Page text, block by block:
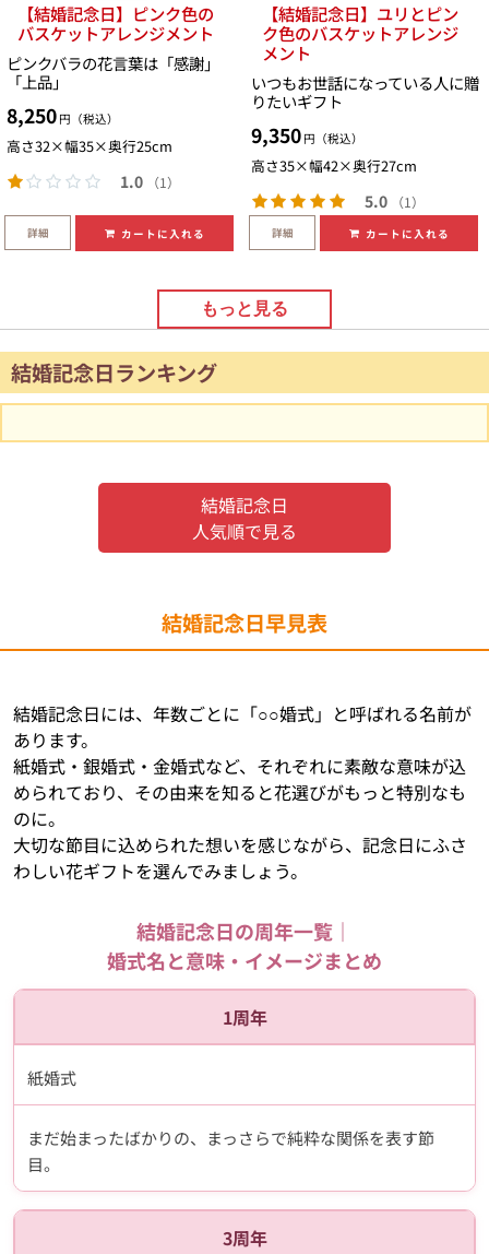
【結婚記念日】ピンク色の
バスケットアレンジメント
ピンクバラの花言葉は「感謝」
「上品」
8,250 円（税込）
高さ32×幅35×奥行25cm
1.0 （1）
詳細 カートに入れる
【結婚記念日】ユリとピン
ク色のバスケットアレンジ
メント
いつもお世話になっている人に贈
りたいギフト
9,350 円（税込）
高さ35×幅42×奥行27cm
5.0 （1）
詳細 カートに入れる
もっと見る
結婚記念日ランキング
結婚記念日
人気順で見る
結婚記念日早見表
結婚記念日には、年数ごとに「○○婚式」と呼ばれる名前が
あります。
紙婚式・銀婚式・金婚式など、それぞれに素敵な意味が込
められており、その由来を知ると花選びがもっと特別なも
のに。
大切な節目に込められた想いを感じながら、記念日にふさ
わしい花ギフトを選んでみましょう。
結婚記念日の周年一覧｜
婚式名と意味・イメージまとめ
1周年
紙婚式
まだ始まったばかりの、まっさらで純粋な関係を表す節
目。
3周年